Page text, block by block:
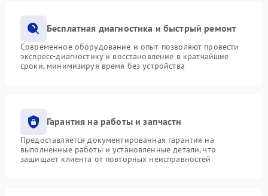
Бесплатная диагностика и быстрый ремонт
Современное оборудование и опыт позволяют провести
экспресс-диагностику и восстановление в кратчайшие
сроки, минимизируя время без устройства
Гарантия на работы и запчасти
Предоставляется документированная гарантия на
выполненные работы и установленные детали, что
защищает клиента от повторных неисправностей